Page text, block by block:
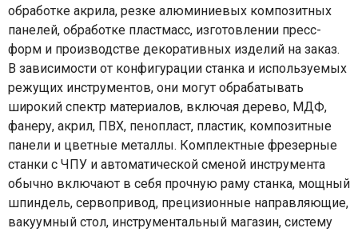
обработке акрила, резке алюминиевых композитных
панелей, обработке пластмасс, изготовлении пресс-
форм и производстве декоративных изделий на заказ.
В зависимости от конфигурации станка и используемых
режущих инструментов, они могут обрабатывать
широкий спектр материалов, включая дерево, МДФ,
фанеру, акрил, ПВХ, пенопласт, пластик, композитные
панели и цветные металлы. Комплектные фрезерные
станки с ЧПУ и автоматической сменой инструмента
обычно включают в себя прочную раму станка, мощный
шпиндель, сервопривод, прецизионные направляющие,
вакуумный стол, инструментальный магазин, систему